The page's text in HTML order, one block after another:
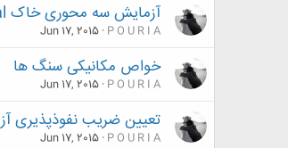
آزمایش سه محوری خاک Triaxial
P O U R I A
Jun 17, 2015
خواص مکانیکی سنگ ها
P O U R I A
Jun 17, 2015
تعیین ضریب نفوذپذیری
P O U R I A
Jun 17, 2015